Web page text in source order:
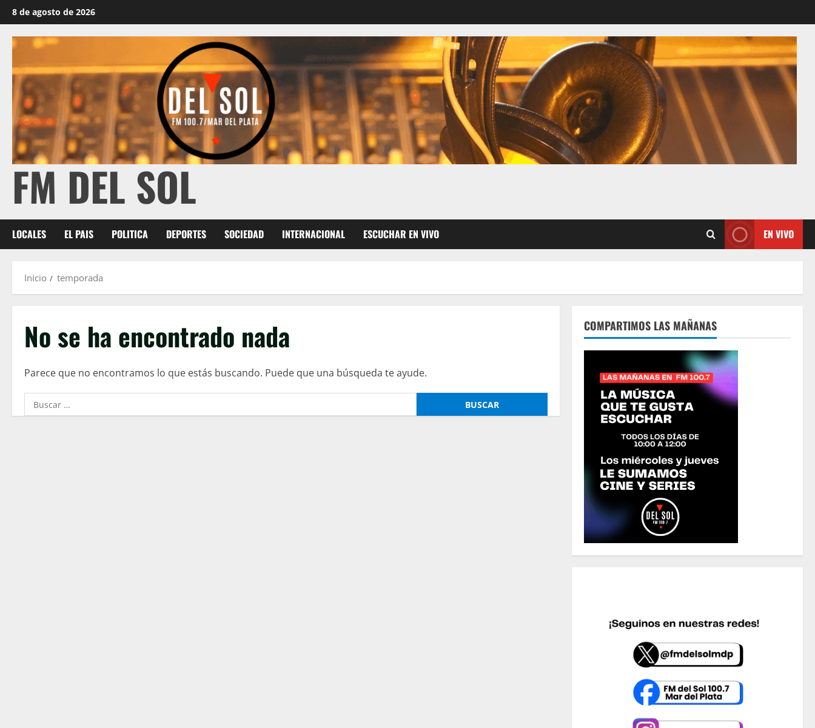
8 de agosto de 2026
FM DEL SOL
LOCALES EL PAIS POLITICA DEPORTES SOCIEDAD INTERNACIONAL ESCUCHAR EN VIVO EN VIVO
Inicio temporada
No se ha encontrado nada
Parece que no encontramos lo que estás buscando. Puede que una búsqueda te ayude.
COMPARTIMOS LAS MAÑANAS